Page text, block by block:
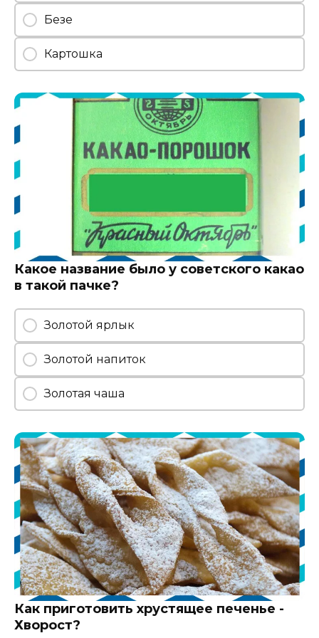
Безе
Картошка
Какое название было у советского какао
в такой пачке?
Золотой ярлык
Золотой напиток
Золотая чаша
Как приготовить хрустящее печенье -
Хворост?